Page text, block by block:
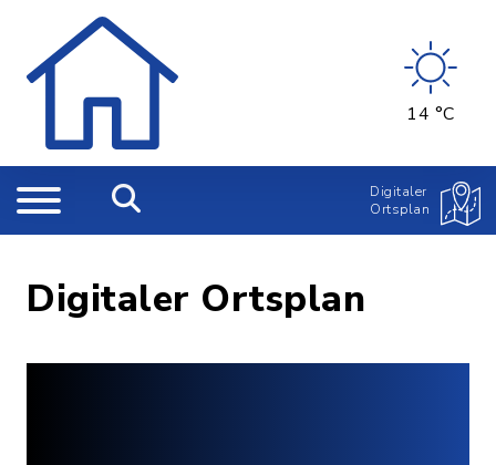
14 °C
Digitaler
Ortsplan
Digitaler Ortsplan